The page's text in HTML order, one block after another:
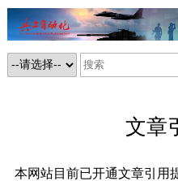
文章
本网站目前已开通文章引用